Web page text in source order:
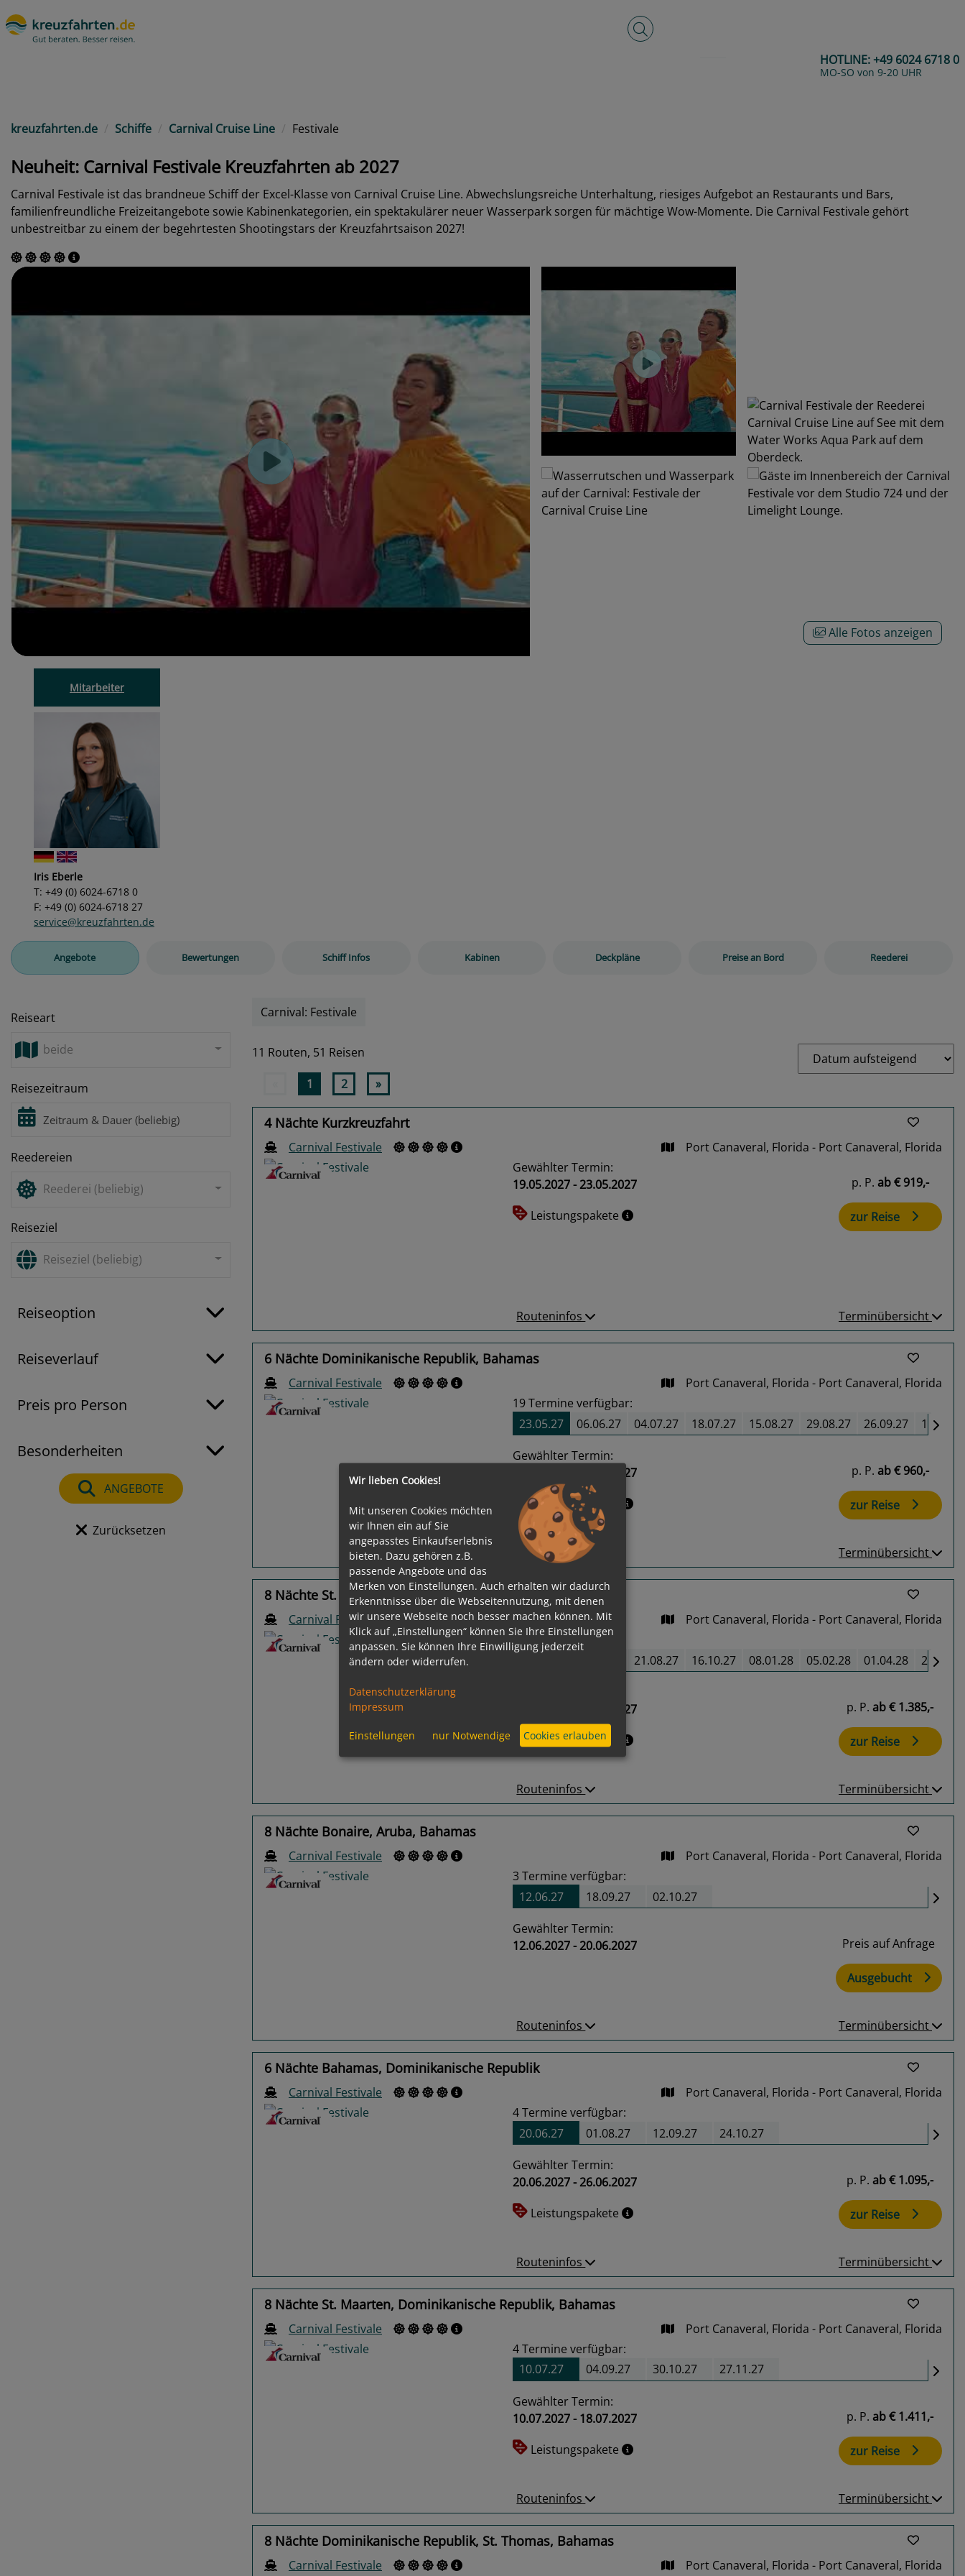
Volltextsuche
HOTLINE:+49 6024 6718 0
MO-SO von 9-20 UHR
kreuzfahrten.de Schiffe Carnival Cruise Line Festivale
Neuheit: Carnival Festivale Kreuzfahrten ab 2027
Carnival Festivale ist das brandneue Schiff der Excel-Klasse von Carnival Cruise Line. Abwechslungsreiche Unterhaltung, riesiges Aufgebot an Restaurants und Bars,
familienfreundliche Freizeitangebote sowie Kabinenkategorien, ein spektakulärer neuer Wasserpark sorgen für mächtige Wow-Momente. Die Carnival Festivale gehört
unbestreitbar zu einem der begehrtesten Shootingstars der Kreuzfahrtsaison 2027!
Alle Fotos anzeigen
Mitarbeiter
Iris Eberle
T: +49 (0) 6024-6718 0
F: +49 (0) 6024-6718 27
service@kreuzfahrten.de
Angebote Bewertungen Schiff Infos Kabinen Deckpläne Preise an Bord Reederei
Reiseart
beide
Reisezeitraum
Reedereien
Reederei (beliebig)
Reiseziel
Reiseziel (beliebig)
Reiseoption
Reiseverlauf
Preis pro Person
Besonderheiten
ANGEBOTE
Zurücksetzen
Carnival: Festivale
11 Routen, 51 Reisen
1 2 »
4 Nächte Kurzkreuzfahrt
Carnival Festivale Port Canaveral, Florida - Port Canaveral, Florida
Gewählter Termin:
19.05.2027 - 23.05.2027
Leistungspakete
p. P. ab€ 919,-
zur Reise
Routeninfos Terminübersicht
6 Nächte Dominikanische Republik, Bahamas
Carnival Festivale Port Canaveral, Florida - Port Canaveral, Florida
19Termine verfügbar:
23.05.27
06.06.27 04.07.27 18.07.27 15.08.27 29.08.27 26.09.27
Gewählter Termin:
23.05.2027 - 29.05.2027
Leistungspakete
p. P. ab€ 960,-
zur Reise
Routeninfos Terminübersicht
8 Nächte St. Thomas, Dominikanische Republik, Bahamas
Carnival Festivale Port Canaveral, Florida - Port Canaveral, Florida
8 Termine verfügbar:
21.08.27 16.10.27 08.01.28 05.02.28 01.04.28
29.05.2027 - 06.06.2027
Leistungspakete
p. P. ab€ 1.385,-
zur Reise
Routeninfos Terminübersicht
8 Nächte Bonaire, Aruba, Bahamas
Carnival Festivale Port Canaveral, Florida - Port Canaveral, Florida
3Termine verfügbar:
12.06.27
18.09.27 02.10.27
Gewählter Termin:
12.06.2027 - 20.06.2027
Preis auf Anfrage
Ausgebucht
Routeninfos Terminübersicht
6 Nächte Bahamas, Dominikanische Republik
Carnival Festivale Port Canaveral, Florida - Port Canaveral, Florida
4Termine verfügbar:
20.06.27
01.08.27 12.09.27 24.10.27
Gewählter Termin:
20.06.2027 - 26.06.2027
Leistungspakete
p. P. ab€ 1.095,-
zur Reise
Routeninfos Terminübersicht
8 Nächte St. Maarten, Dominikanische Republik, Bahamas
Carnival Festivale Port Canaveral, Florida - Port Canaveral, Florida
4Termine verfügbar:
10.07.27
04.09.27 30.10.27 27.11.27
Gewählter Termin:
10.07.2027 - 18.07.2027
Leistungspakete
p. P. ab€ 1.411,-
zur Reise
Routeninfos Terminübersicht
8 Nächte Dominikanische Republik, St. Thomas, Bahamas
Carnival Festivale Port Canaveral, Florida - Port Canaveral, Florida
Wir lieben Cookies!
Mit unseren Cookies möchten
wir Ihnen ein auf Sie
angepasstes Einkaufserlebnis
bieten. Dazu gehören z.B.
passende Angebote und das
Merken von Einstellungen. Auch erhalten wir dadurch
Erkenntnisse über die Webseitennutzung, mit denen
wir unsere Webseite noch besser machen können. Mit
Klick auf „Einstellungen“ können Sie Ihre Einstellungen
anpassen. Sie können Ihre Einwilligung jederzeit
ändern oder widerrufen.
Datenschutzerklärung
Impressum
Einstellungen nur Notwendige Cookies erlauben